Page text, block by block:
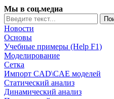
Мы в соц.медиа
Новости
Основы
Учебные примеры (Help F1)
Моделирование
Сетка
Импорт CAD\CAE моделей
Статический анализ
Динамический анализ